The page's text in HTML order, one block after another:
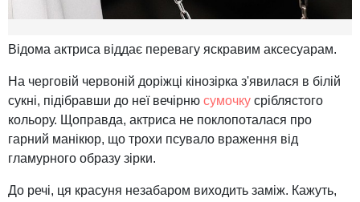
Відома актриса віддає перевагу яскравим аксесуарам.
На черговій червоній доріжці кінозірка з'явилася в білій
сукні, підібравши до неї вечірню сумочку сріблястого
кольору. Щоправда, актриса не поклопоталася про
гарний манікюр, що трохи псувало враження від
гламурного образу зірки.
До речі, ця красуня незабаром виходить заміж. Кажуть,